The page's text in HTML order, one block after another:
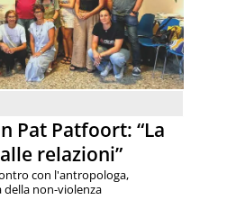
Pat Patfoort: “La
relazioni”
con l'antropologa,
della non-violenza